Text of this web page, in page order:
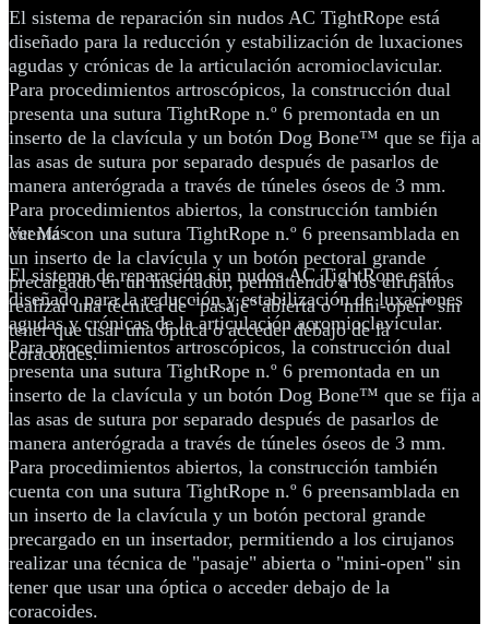
El sistema de reparación sin nudos AC TightRope está
diseñado para la reducción y estabilización de luxaciones
agudas y crónicas de la articulación acromioclavicular.
Para procedimientos artroscópicos, la construcción dual
presenta una sutura TightRope n.º 6 premontada en un
inserto de la clavícula y un botón Dog Bone™ que se fija a
las asas de sutura por separado después de pasarlos de
manera anterógrada a través de túneles óseos de 3 mm.
Para procedimientos abiertos, la construcción también
cuenta con una sutura TightRope n.º 6 preensamblada en
un inserto de la clavícula y un botón pectoral grande
precargado en un insertador, permitiendo a los cirujanos
realizar una técnica de "pasaje" abierta o "mini-open" sin
tener que usar una óptica o acceder debajo de la
coracoides.
Ver Más
El sistema de reparación sin nudos AC TightRope está
diseñado para la reducción y estabilización de luxaciones
agudas y crónicas de la articulación acromioclavicular.
Para procedimientos artroscópicos, la construcción dual
presenta una sutura TightRope n.º 6 premontada en un
inserto de la clavícula y un botón Dog Bone™ que se fija a
las asas de sutura por separado después de pasarlos de
manera anterógrada a través de túneles óseos de 3 mm.
Para procedimientos abiertos, la construcción también
cuenta con una sutura TightRope n.º 6 preensamblada en
un inserto de la clavícula y un botón pectoral grande
precargado en un insertador, permitiendo a los cirujanos
realizar una técnica de "pasaje" abierta o "mini-open" sin
tener que usar una óptica o acceder debajo de la
coracoides.